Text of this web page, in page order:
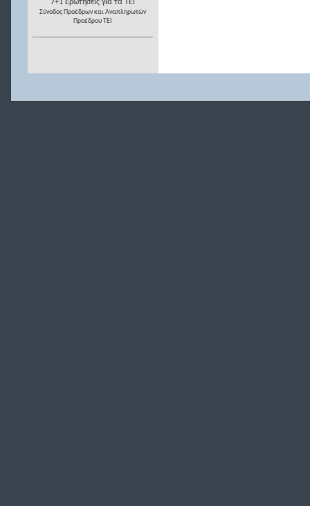
7+1 Ερωτήσεις για τα ΤΕΙ
Σύνοδος Προέδρων και Αναπληρωτών
Προέδρου ΤΕΙ